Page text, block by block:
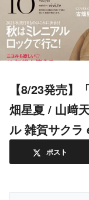
【8/23発売】「ViVi 2023年10月号」表紙：古
畑星夏 / 山﨑
ル 雑賀サクラ
ポスト